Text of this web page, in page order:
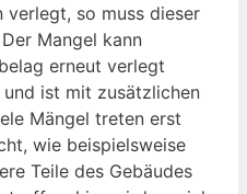
so muss dieser
Mangel kann
erneut verlegt
ist mit zusätzlichen
Mängel treten erst
wie beispielsweise
Teile des Gebäudes